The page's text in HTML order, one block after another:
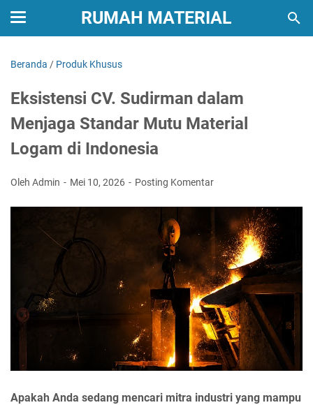
RUMAH MATERIAL
Beranda / Produk Khusus
Eksistensi CV. Sudirman dalam
Menjaga Standar Mutu Material
Logam di Indonesia
Oleh Admin Mei 10, 2026 Posting Komentar
Apakah Anda sedang mencari mitra industri yang mampu